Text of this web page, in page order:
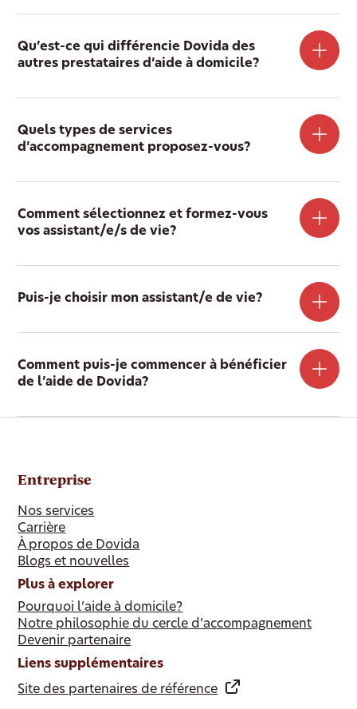
Qu’est-ce qui différencie Dovida des
autres prestataires d’aide à domicile?
Quels types de services
d’accompagnement proposez-vous?
Comment sélectionnez et formez-vous
vos assistant/e/s de vie?
Puis-je choisir mon assistant/e de vie?
Comment puis-je commencer à bénéficier
de l’aide de Dovida?
Entreprise
Nos services
Carrière
À propos de Dovida
Blogs et nouvelles
Plus à explorer
Pourquoi l’aide à domicile?
Notre philosophie du cercle d’accompagnement
Devenir partenaire
Liens supplémentaires
Site des partenaires de référence